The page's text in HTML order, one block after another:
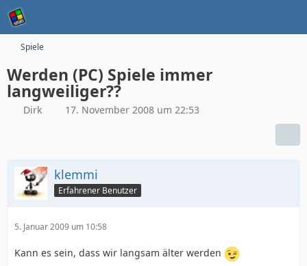
Spiele
Werden (PC) Spiele immer
langweiliger??
Dirk 17. November 2008 um 22:53
klemmi
Erfahrener Benutzer
5. Januar 2009 um 10:58
Kann es sein, dass wir langsam älter werden